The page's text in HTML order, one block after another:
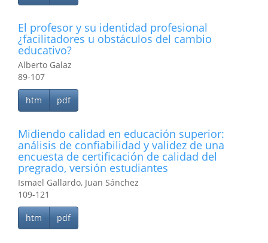
El profesor y su identidad profesional
¿facilitadores u obstáculos del cambio
educativo?
Alberto Galaz
89-107
htm pdf
Midiendo calidad en educación superior:
análisis de confiabilidad y validez de una
encuesta de certificación de calidad del
pregrado, versión estudiantes
Ismael Gallardo, Juan Sánchez
109-121
htm pdf